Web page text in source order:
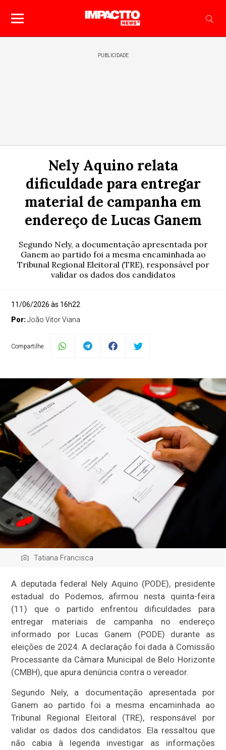
PUBLICIDADE
Nely Aquino relata
dificuldade para entregar
material de campanha em
endereço de Lucas Ganem
Segundo Nely, a documentação apresentada por
Ganem ao partido foi a mesma encaminhada ao
Tribunal Regional Eleitoral (TRE), responsável por
validar os dados dos candidatos
11/06/2026 às 16h22
Por:João Vitor Viana
Compartilhe:
Tatiana Francisca
A deputada federal Nely Aquino (PODE), presidente
estadual do Podemos, afirmou nesta quinta-feira
(11) que o partido enfrentou dificuldades para
entregar materiais de campanha no endereço
informado por Lucas Ganem (PODE) durante as
eleições de 2024. A declaração foi dada à Comissão
Processante da Câmara Municipal de Belo Horizonte
(CMBH), que apura denúncia contra o vereador.
Segundo Nely, a documentação apresentada por
Ganem ao partido foi a mesma encaminhada ao
Tribunal Regional Eleitoral (TRE), responsável por
validar os dados dos candidatos. Ela ressaltou que
não cabia à legenda investigar as informações